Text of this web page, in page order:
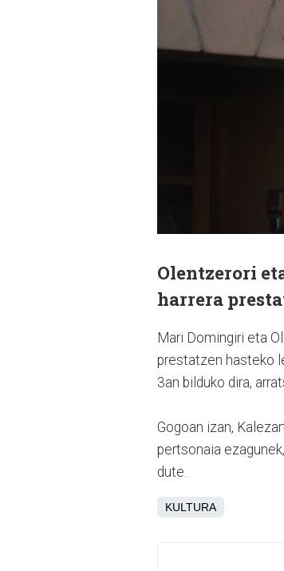
Olentzerori
harrera
Mari Domingiri eta
prestatzen hasteko
3an bilduko dira,
Gogoan izan,
pertsonaia
dute.
KULTURA